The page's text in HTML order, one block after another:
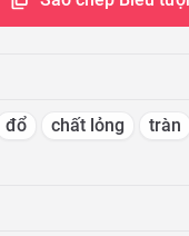
đổ chất lỏng tràn